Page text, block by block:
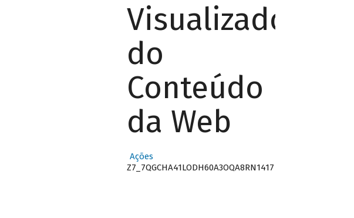
Visualizador
do
Conteúdo
da Web
Ações
Z7_7QGCHA41LODH60A3OQA8RN1417